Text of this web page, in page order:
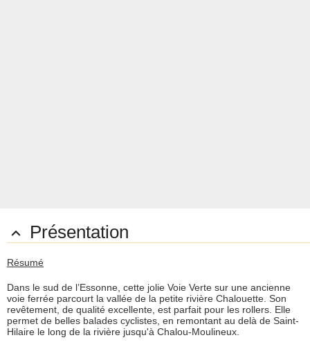
 Présentation
Résumé
Dans le sud de l’Essonne, cette jolie Voie Verte sur une ancienne
voie ferrée parcourt la vallée de la petite rivière Chalouette. Son
revêtement, de qualité excellente, est parfait pour les rollers. Elle
permet de belles balades cyclistes, en remontant au delà de Saint-
Hilaire le long de la rivière jusqu'à Chalou-Moulineux.